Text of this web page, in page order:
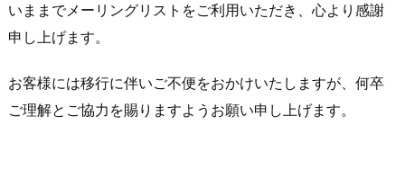
いままでメーリングリストをご利用いただき、心より感謝
申し上げます。
お客様には移行に伴いご不便をおかけいたしますが、何卒
ご理解とご協力を賜りますようお願い申し上げます。